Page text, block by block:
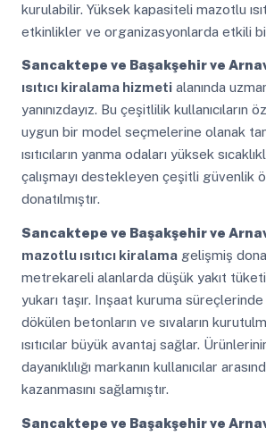
kurulabilir. Yüksek kapasiteli mazotlu
etkinlikler ve organizasyonlarda etkili bir
Sancaktepe ve Başakşehir ve
ısıtıcı kiralama hizmetialanında
yanınızdayız. Bu çeşitlilik kullanıcıların
uygun bir model seçmelerine olanak
ısıtıcıların yanma odaları yüksek
çalışmayı destekleyen çeşitli güvenlik
donatılmıştır.
Sancaktepe ve Başakşehir ve
mazotlu ısıtıcı kiralamagelişmiş
metrekareli alanlarda düşük yakıt
yukarı taşır. Inşaat kuruma
dökülen betonların ve sıvaların
ısıtıcılar büyük avantaj sağlar.
dayanıklılığı markanın kullanıcılar
kazanmasını sağlamıştır.
Sancaktepe ve Başakşehir ve